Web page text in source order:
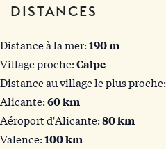
DISTANCES
Distance à la mer:190 m
Village proche:Calpe
Distance au village le plus proche:
Alicante:60 km
Aéroport d'Alicante:80 km
Valence:100 km